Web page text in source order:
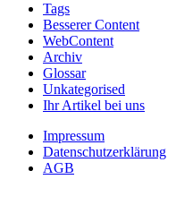
Tags
Besserer Content
WebContent
Archiv
Glossar
Unkategorised
Ihr Artikel bei uns
Impressum
Datenschutzerklärung
AGB